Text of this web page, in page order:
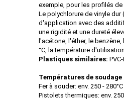
exemple, pour les profilés
Le polychlorure de vinyle dur
d'application avec des
une rigidité et une dureté
l'acétone, l'éther, le
°C, la température
Plastiques similaires:
Températures de soudage
Fer à souder: env. 250 - 280°C
Pistolets thermiques: env. 250